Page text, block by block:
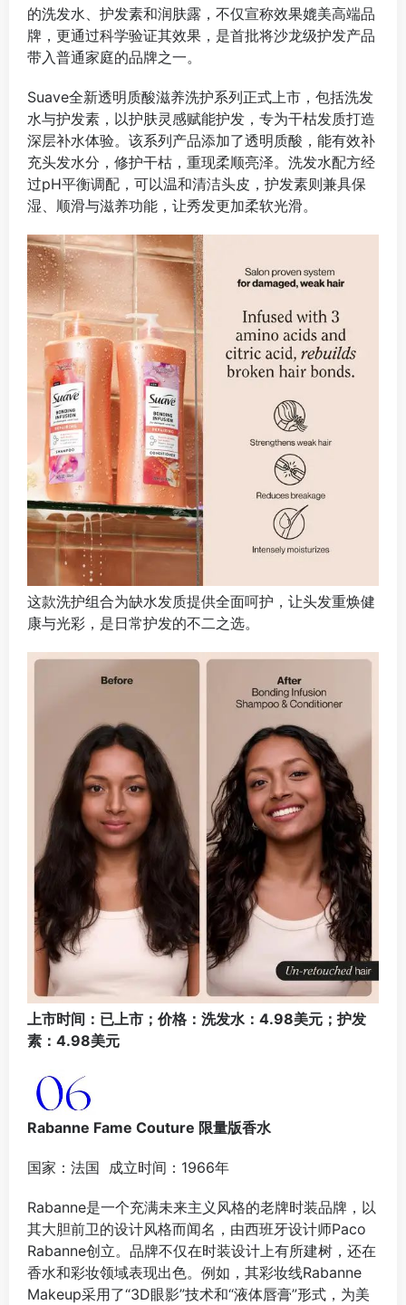
的洗发水、护发素和润肤露，不仅宣称效果媲美高端品
牌，更通过科学验证其效果，是首批将沙龙级护发产品
带入普通家庭的品牌之一。
Suave全新透明质酸滋养洗护系列正式上市，包括洗发
水与护发素，以护肤灵感赋能护发，专为干枯发质打造
深层补水体验。该系列产品添加了透明质酸，能有效补
充头发水分，修护干枯，重现柔顺亮泽。洗发水配方经
过pH平衡调配，可以温和清洁头皮，护发素则兼具保
湿、顺滑与滋养功能，让秀发更加柔软光滑。
这款洗护组合为缺水发质提供全面呵护，让头发重焕健
康与光彩，是日常护发的不二之选。
上市时间：已上市；价格：洗发水：4.98美元；护发
素：4.98美元
Rabanne Fame Couture 限量版香水
国家：法国 成立时间：1966年
Rabanne是一个充满未来主义风格的老牌时装品牌，以
其大胆前卫的设计风格而闻名，由西班牙设计师Paco
Rabanne创立。品牌不仅在时装设计上有所建树，还在
香水和彩妆领域表现出色。例如，其彩妆线Rabanne
Makeup采用了“3D眼影”技术和“液体唇膏”形式，为美